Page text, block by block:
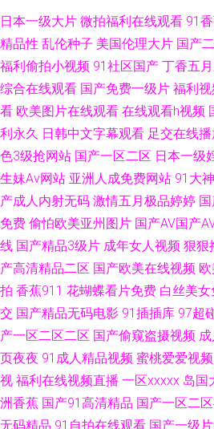
亚洲综合髅 91高潮叫床 91熟妇在线 成人男
费视频 91偷拍在线观看 91深插 伊人无吗AV
激情另类海角 欧美性爱久久 亚州av不卡 91
第三页 97影院午夜在线播放 青青草热视 91
HD 国产精品www 91高清视频网站 九一传媒
站在线入口 五月社区天堂 wwwAv黑丝 欧美
玖玖热精品视频 91nav 五月丁香国产一区二
美91性爱 91日本丝袜 91蝌蚪人妻九色 国产
91狼人社在线观看 免费欧美大片aa 在线91福
菊 麻豆四虎 91九色TS丰满伪娘 国产视屏91
日本一级大片 微拍福利在线观看 91
精品性 乱伦种子 美国伦理大片 国产
福利偷拍小视频 91社区国产 丁香五
综合在线观看 国产免费一级片 福利
看 欧美图片在线观看 在线观看h视频
利永久 日韩中文字幕观看 足交在线播
色3级抢网站 国产一区二区 日本一级
生妹Av网站 亚洲人成免费网站 91大
产成人内射无码 激情五月极品婷婷
免费 偷怕欧美亚州图片 国产AV国产
线 国产精品3级片 成年女人视频 狠狠
产高清精品二区 国产欧美在线视频
拍 香蕉911 花蝴蝶看片免费 白丝美
交 国产精品无码电影 91插插库 97超
产一区二区二区 国产偷窥盗摄视频
页夜夜 91成人精品视频 蜜桃爱爱视频
视 福利在线视频直播 一区xxxxx 岛国
洲香蕉 国产91高清精品 国产一区二
无码精品 91自拍在线观看 国产一级